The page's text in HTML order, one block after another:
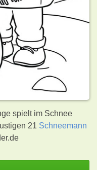
spielt im Schnee
21 Schneemann